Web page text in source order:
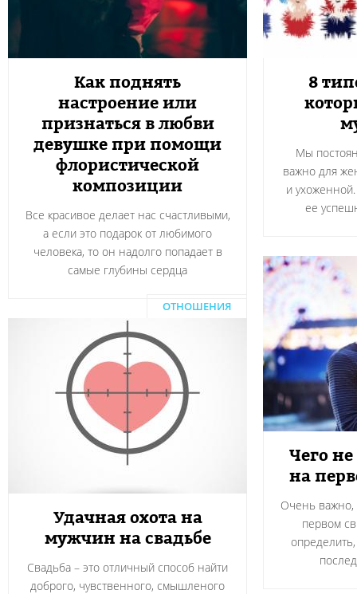
Как поднять
настроение или
признаться в любви
девушке при помощи
флористической
композиции
Все красивое делает нас счастливыми,
а если это подарок от любимого
человека, то он надолго попадает в
самые глубины сердца
8
Мы
важно для
и ухоженной.
ее
Чего
на
Очень важно,
первом
ОТНОШЕНИЯ
Удачная охота на
мужчин на свадьбе
Свадьба – это отличный способ найти
доброго, чувственного, смышленого